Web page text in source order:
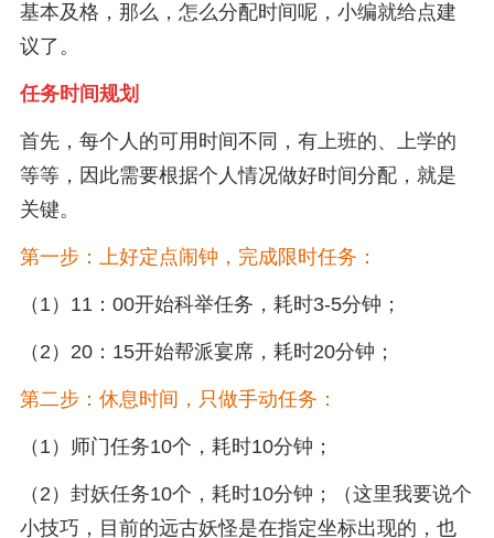
基本及格，那么，怎么分配时间呢，小编就给点建
议了。
任务时间规划
首先，每个人的可用时间不同，有上班的、上学的
等等，因此需要根据个人情况做好时间分配，就是
关键。
第一步：上好定点闹钟，完成限时任务：
（1）11：00开始科举任务，耗时3-5分钟；
（2）20：15开始帮派宴席，耗时20分钟；
第二步：休息时间，只做手动任务：
（1）师门任务10个，耗时10分钟；
（2）封妖任务10个，耗时10分钟；（这里我要说个
小技巧，目前的远古妖怪是在指定坐标出现的，也